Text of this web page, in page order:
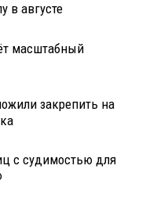
в августе
масштабный
закрепить на
с судимостью для